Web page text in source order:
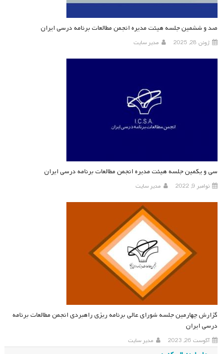
صد و ششمین جلسه هیئت مدیره انجمن مطالعات برنامه درسی ایران
ژوئن 28, 2025 مدیر سایت
سی‌ و یکمین جلسه هیئت مدیره انجمن مطالعات برنامه درسی ایران
نوامبر 9, 2022 مدیر سایت
گزارش چهارمین جلسه شورای عالی برنامه ریزی راهبردی انجمن مطالعات برنامه
درسی ایران
آگوست 26, 2023 مدیر سایت